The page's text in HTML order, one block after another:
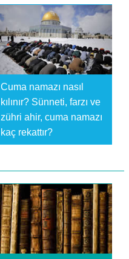
Cuma namazı nasıl
kılınır? Sünneti, farzı ve
zühri ahir, cuma namazı
kaç rekattır?